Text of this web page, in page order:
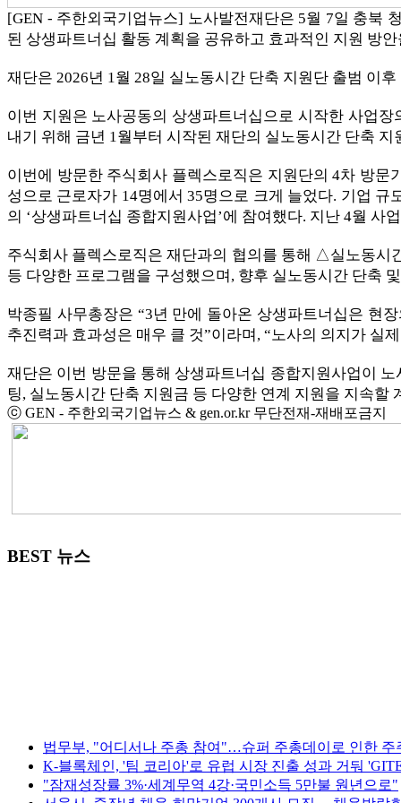
[GEN - 주한외국기업뉴스] 노사발전재단은 5월 7일 충북
된 상생파트너십 활동 계획을 공유하고 효과적인 지원 방
재단은 2026년 1월 28일 실노동시간 단축 지원단 출범 이
이번 지원은 노사공동의 상생파트너십으로 시작한 사업
내기 위해 금년 1월부터 시작된 재단의 실노동시간 단축
이번에 방문한 주식회사 플렉스로직은 지원단의 4차 방
성으로 근로자가 14명에서 35명으로 크게 늘었다. 기업
의 ‘상생파트너십 종합지원사업’에 참여했다. 지난 4월
주식회사 플렉스로직은 재단과의 협의를 통해 △실노동
등 다양한 프로그램을 구성했으며, 향후 실노동시간 단축
박종필 사무총장은 “3년 만에 돌아온 상생파트너십은 현
추진력과 효과성은 매우 클 것”이라며, “노사의 의지가 실
재단은 이번 방문을 통해 상생파트너십 종합지원사업이
팅, 실노동시간 단축 지원금 등 다양한 연계 지원을 지속할
ⓒ GEN - 주한외국기업뉴스 & gen.or.kr 무단전재-재배포금지
BEST 뉴스
법무부, "어디서나 주총 참여"…슈퍼 주총데이로 인한 주
K-블록체인, '팀 코리아'로 유럽 시장 진출 성과 거둬
"잠재성장률 3%·세계무역 4강·국민소득 5만불 원년으로"